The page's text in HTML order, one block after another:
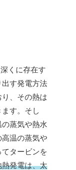
くに存在す
す発電方法
、その熱は
す。そし
蒸気や熱水
温の蒸気や
タービンを
熱発電は、太